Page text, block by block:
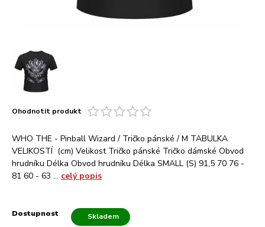
Ohodnotit produkt
WHO THE - Pinball Wizard / Tričko pánské / M TABULKA
VELIKOSTÍ (cm) Velikost Tričko pánské Tričko dámské Obvod
hrudníku Délka Obvod hrudníku Délka SMALL (S) 91,5 70 76 -
81 60 - 63 ... celý popis
Dostupnost Skladem